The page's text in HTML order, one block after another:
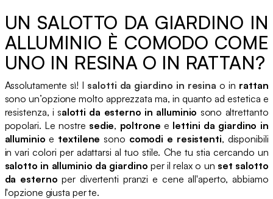
UN SALOTTO DA GIARDINO IN
ALLUMINIO È COMODO COME
UNO IN RESINA O IN RATTAN?
Assolutamente sì! I salotti da giardino in resina o in rattan
sono un’opzione molto apprezzata ma, in quanto ad estetica e
resistenza, i salotti da esterno in alluminio sono altrettanto
popolari. Le nostre sedie, poltrone e lettini da giardino in
alluminio e textilene sono comodi e resistenti, disponibili
in vari colori per adattarsi al tuo stile. Che tu stia cercando un
salotto in alluminio da giardino per il relax o un set salotto
da esterno per divertenti pranzi e cene all'aperto, abbiamo
l'opzione giusta per te.